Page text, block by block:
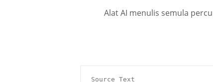
Alat AI menulis semula